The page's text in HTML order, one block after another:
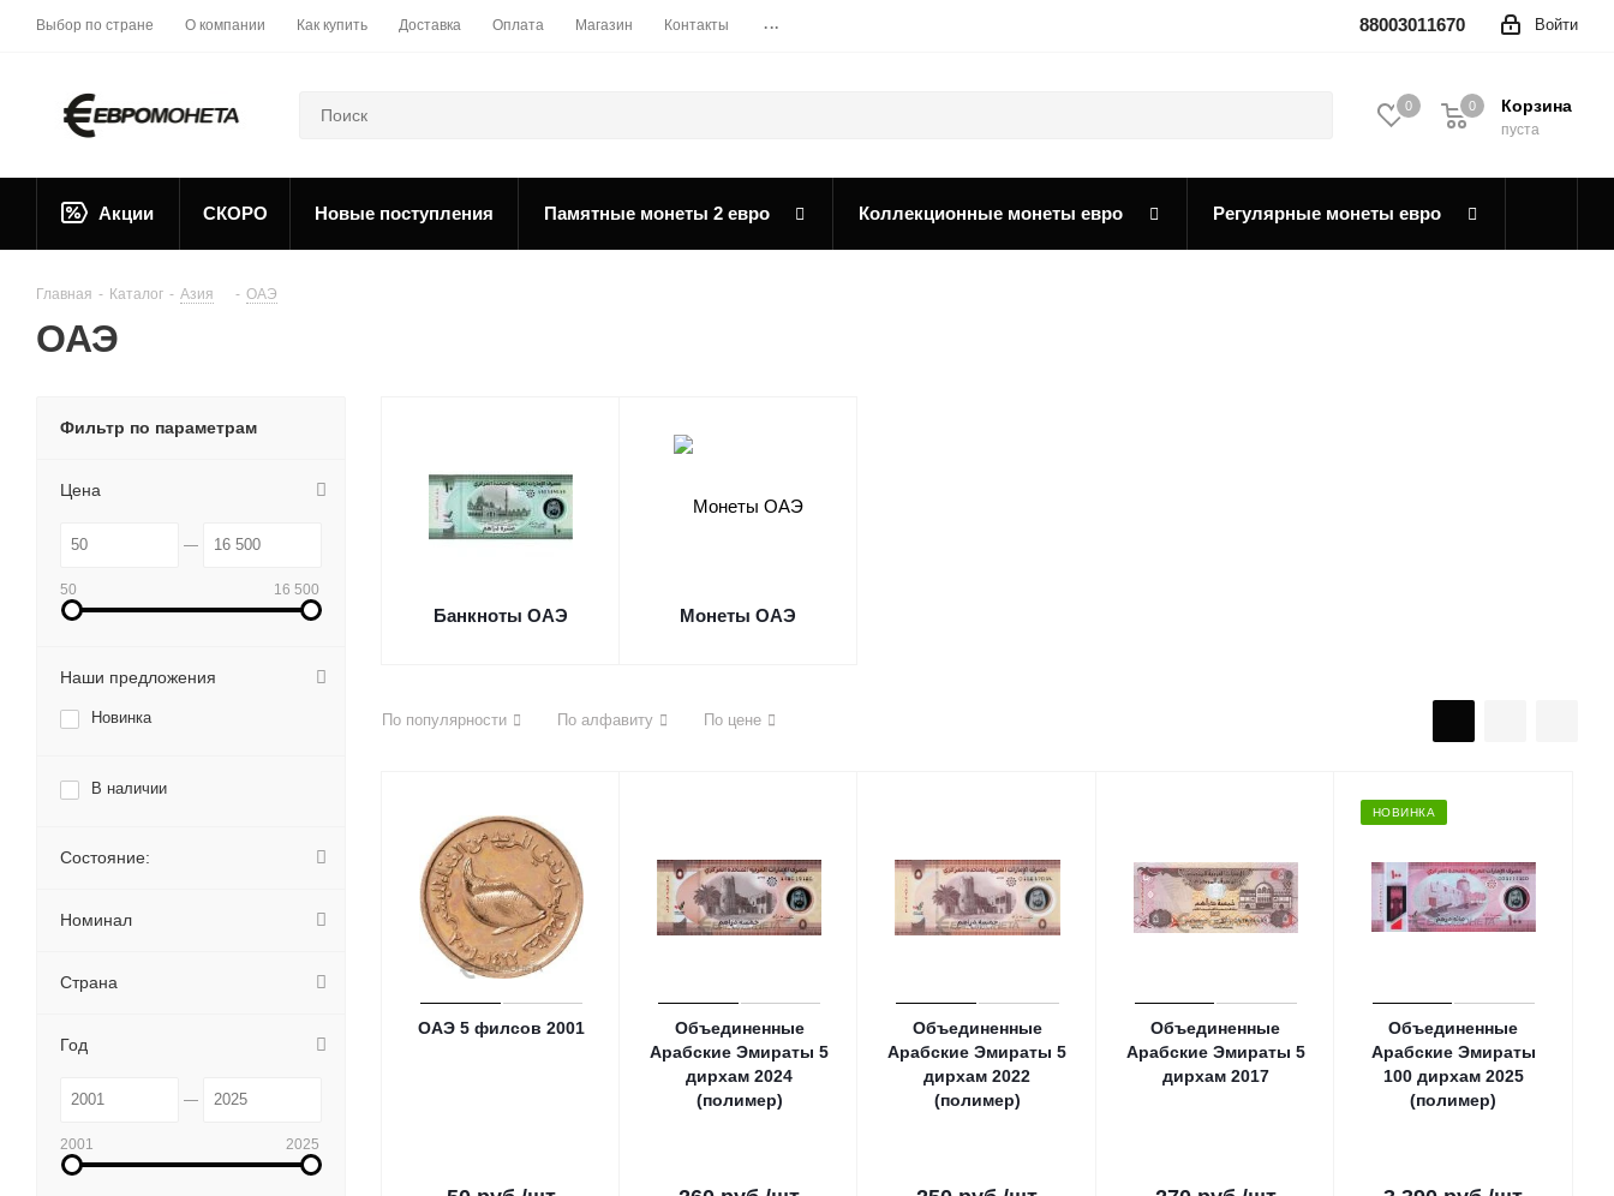
Выбор по стране О компании Как купить Доставка Оплата Магазин Контакты ... Войти
88003011670
0 Корзина
0
пуста
0
Акции СКОРО Новые поступления Памятные монеты 2 евро Коллекционные монеты евро Регулярные монеты евро
Главная - Каталог - Азия - ОАЭ
ОАЭ
Банкноты ОАЭ Монеты ОАЭ
По популярности По алфавиту По цене
ОАЭ 5 филсов 2001
Объединенные
Арабские Эмираты 5
дирхам 2024
(полимер)
Объединенные
Арабские Эмираты 5
дирхам 2022
(полимер)
Объединенные
Арабские Эмираты 5
дирхам 2017
НОВИНКА
Объединенные
Арабские Эмираты
100 дирхам 2025
(полимер)
Фильтр по параметрам
Цена
50 16 500
Наши предложения
Новинка
В наличии
Состояние:
Номинал
Страна
Год
2001 2025